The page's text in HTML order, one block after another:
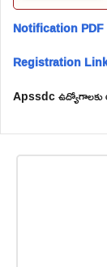
Notification PDF
Registration
Apssdc ఉద్యోగాలకు